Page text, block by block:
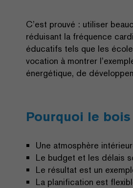
C’est prouvé : utiliser
réduisant la fréquence
éducatifs tels que les
vocation à montrer
énergétique, de
Pourquoi le bois
Une atmosphère
Le budget et les délais
Le résultat est un
La planification est